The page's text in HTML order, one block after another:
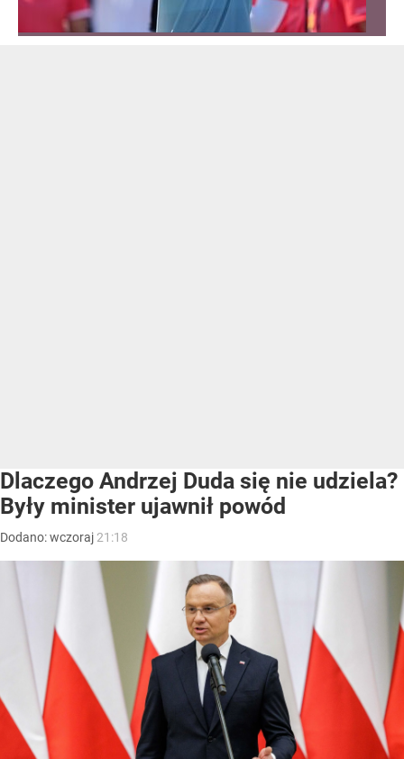
Dlaczego Andrzej Duda się nie udziela?
Były minister ujawnił powód
Dodano:wczoraj 21:18